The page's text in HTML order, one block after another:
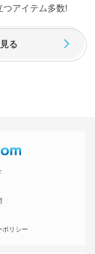
る
ポリシー